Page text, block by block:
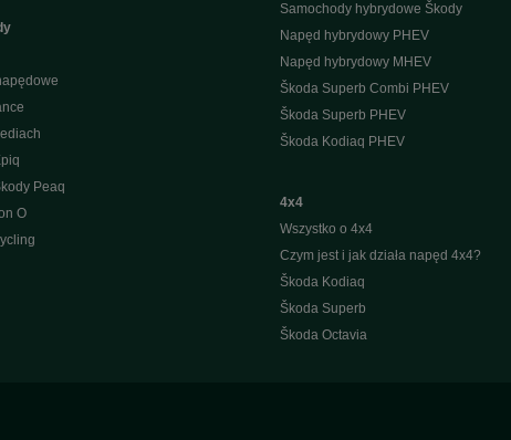
Peaq
O
Samochody hybrydowe Škody
Napęd hybrydowy PHEV
Napęd hybrydowy MHEV
Škoda Superb Combi PHEV
Škoda Superb PHEV
Škoda Kodiaq PHEV
4x4
Wszystko o 4x4
Czym jest i jak działa napęd 4x4?
Škoda Kodiaq
Škoda Superb
Škoda Octavia